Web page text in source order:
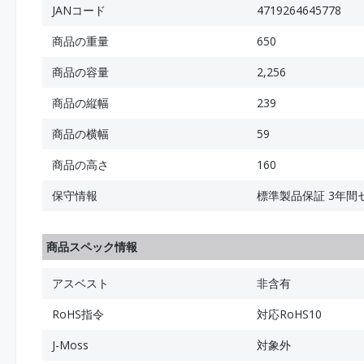
JANコード
4719264645778
商品の重量
650
商品の容量
2,256
商品の縦幅
239
商品の横幅
59
商品の高さ
160
保守情報
標準製品保証 3年間
商品スペック情報
アスベスト
非含有
RoHS指令
対応RoHS10
J-Moss
対象外